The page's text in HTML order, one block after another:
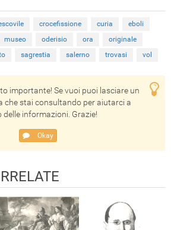
crocefissione curia
eboli
museo oderisio ora
originale
sagrestia salerno trovasi vol
importante! Se vuoi puoi lasciare un
che stai consultando per aiutarci a
informazioni. Grazie!
Okay